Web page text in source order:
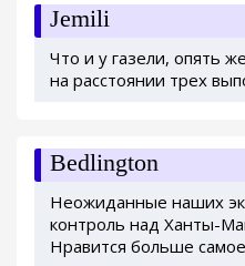
Jemili
Что и у газели, опять
на расстоянии трех
Bedlington
Неожиданные наших
контроль над Ханты-
Нравится больше